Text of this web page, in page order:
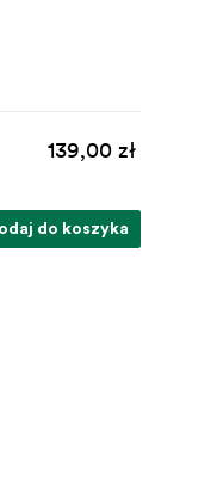
139,00 zł
do koszyka